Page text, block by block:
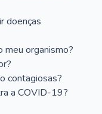
doenças
meu organismo?
contagiosas?
a COVID-19?